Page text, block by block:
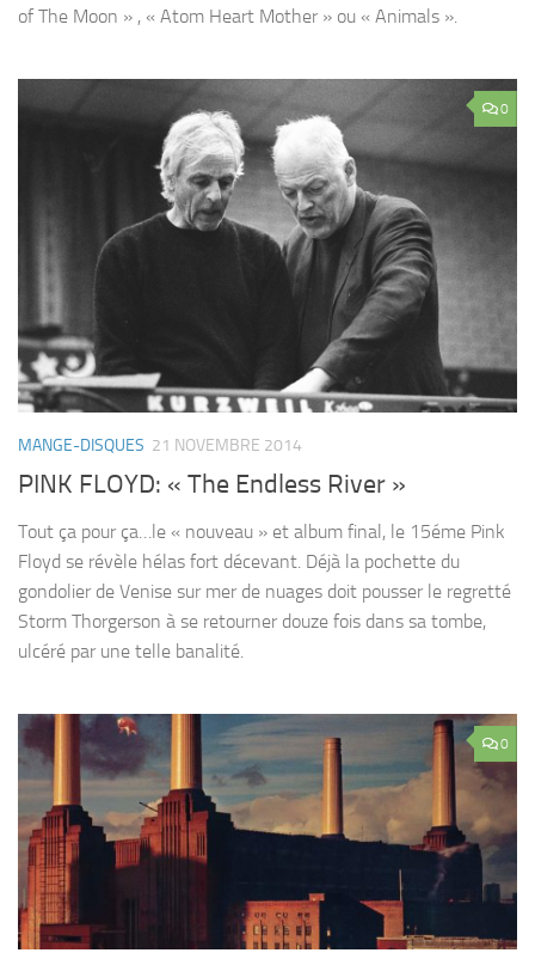
of The Moon » , « Atom Heart Mother » ou « Animals ».
0
MANGE-DISQUES 21 NOVEMBRE 2014
PINK FLOYD: « The Endless River »
Tout ça pour ça…le « nouveau » et album final, le 15éme Pink
Floyd se révèle hélas fort décevant. Déjà la pochette du
gondolier de Venise sur mer de nuages doit pousser le regretté
Storm Thorgerson à se retourner douze fois dans sa tombe,
ulcéré par une telle banalité.
0